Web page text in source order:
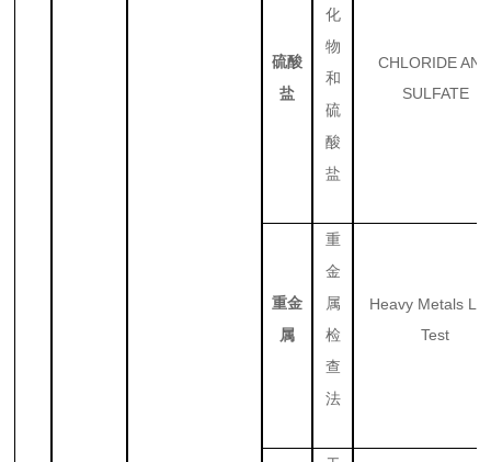
硫酸
盐
化
物
和
硫
酸
盐
CHLORIDE
SULFATE
重金
属
重
金
属
检
查
法
Heavy Metals
Test